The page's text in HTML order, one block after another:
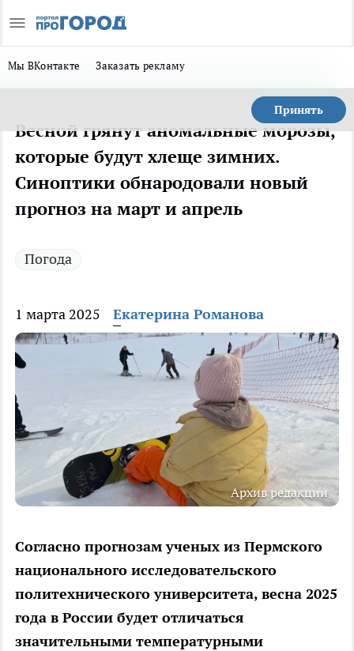
Мы ВКонтакте Заказать рекламу
Принять
Весной грянут аномальные морозы,
которые будут хлеще зимних.
Синоптики обнародовали новый
прогноз на март и апрель
Погода
1 марта 2025 Екатерина Романова
Архив редакции
Согласно прогнозам ученых из Пермского
национального исследовательского
политехнического университета, весна 2025
года в России будет отличаться
значительными температурными